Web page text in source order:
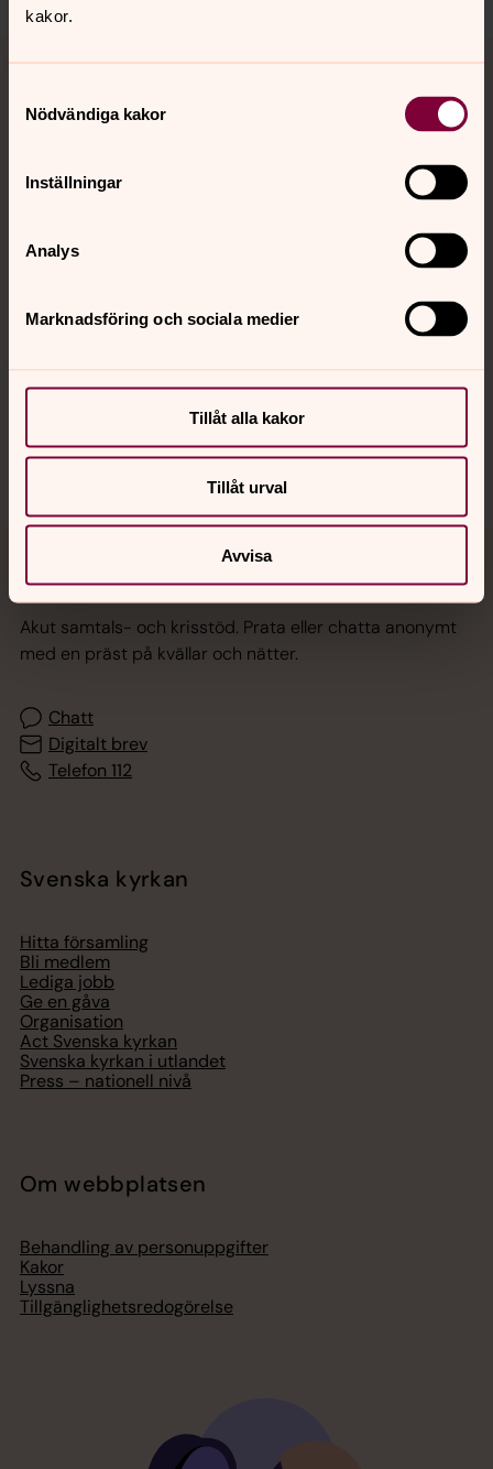
kakor.
Nödvändiga kakor
Inställningar
Analys
Marknadsföring och sociala medier
Tillåt alla kakor
Tillåt urval
Avvisa
Kalender
Hitta snabbt
Jourhavande präst
Akut samtals- och krisstöd. Prata eller chatta anonymt
med en präst på kvällar och nätter.
Chatt
Digitalt brev
Telefon 112
Svenska kyrkan
Hitta församling
Bli medlem
Lediga jobb
Ge en gåva
Organisation
Act Svenska kyrkan
Svenska kyrkan i utlandet
Press – nationell nivå
Om webbplatsen
Behandling av personuppgifter
Kakor
Lyssna
Tillgänglighetsredogörelse